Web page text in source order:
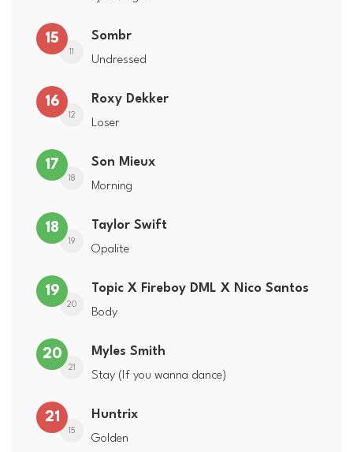
15
11
Sombr
Undressed
16
12
Roxy Dekker
Loser
17
18
Son Mieux
Morning
18
19
Taylor Swift
Opalite
19
20
Topic X Fireboy DML X Nico Santos
Body
20
21
Myles Smith
Stay (If you wanna dance)
21
15
Huntrix
Golden